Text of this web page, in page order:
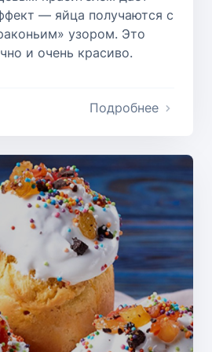
— яйца получаются с
узором. Это
и очень красиво.
Подробнее